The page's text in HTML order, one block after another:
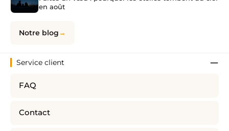
en août
Notre blog
Service client
FAQ
Contact